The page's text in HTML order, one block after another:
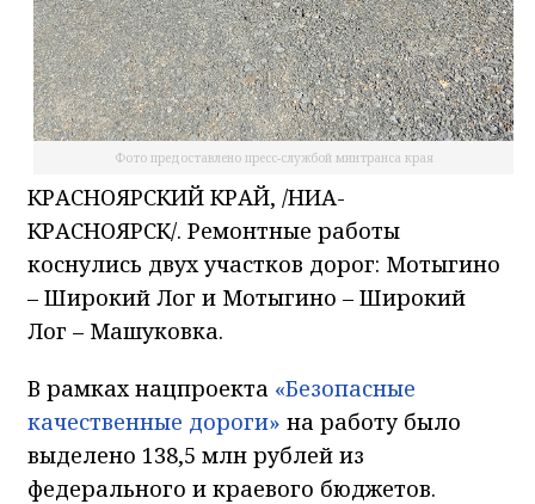
Фото предоставлено пресс-службой минтранса края
КРАСНОЯРСКИЙ КРАЙ, /НИА-
КРАСНОЯРСК/. Ремонтные работы
коснулись двух участков дорог: Мотыгино
– Широкий Лог и Мотыгино – Широкий
Лог – Машуковка.
В рамках нацпроекта «Безопасные
качественные дороги» на работу было
выделено 138,5 млн рублей из
федерального и краевого бюджетов.